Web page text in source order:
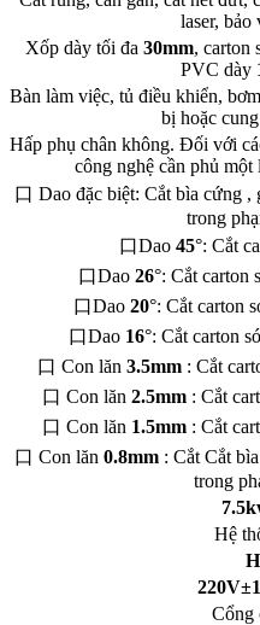
laser, bảo
Xốp dày tối đa 30mm, carton
PVC dày
Bàn làm việc, tủ điều khiển,
bị hoặc
Hấp phụ chân không. Đối với
công nghệ cần phủ
口 Dao đặc biệt: Cắt bìa cứng
trong
口Dao 45°: Cắt
口Dao 26°: Cắt carton
口Dao 20°: Cắt carton
口Dao 16°: Cắt carton
口 Con lăn 3.5mm : Cắt
口 Con lăn 2.5mm : Cắt
口 Con lăn 1.5mm : Cắt
口 Con lăn 0.8mm: Cắt Cắt
trong
Hệ
Cổng